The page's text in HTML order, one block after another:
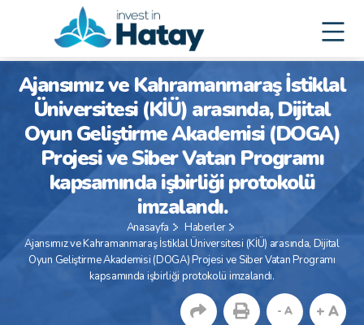
Ajansımız ve Kahramanmaraş İstiklal
Üniversitesi (KİÜ) arasında, Dijital
Oyun Geliştirme Akademisi (DOGA)
Projesi ve Siber Vatan Programı
kapsamında işbirliği protokolü
imzalandı.
Anasayfa
Haberler
Ajansımız ve Kahramanmaraş İstiklal Üniversitesi (KİÜ) arasında, Dijital
Oyun Geliştirme Akademisi (DOGA) Projesi ve Siber Vatan Programı
kapsamında işbirliği protokolü imzalandı.
- A + A